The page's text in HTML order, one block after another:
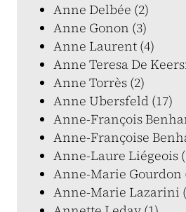
Anne Delbée (2)
Anne Gonon (3)
Anne Laurent (4)
Anne Teresa De
Anne Torrès (2)
Anne Ubersfeld (17)
Anne-François
Anne-Françoise
Anne-Laure Liégeois
Anne-Marie Gourdon
Anne-Marie Lazarini